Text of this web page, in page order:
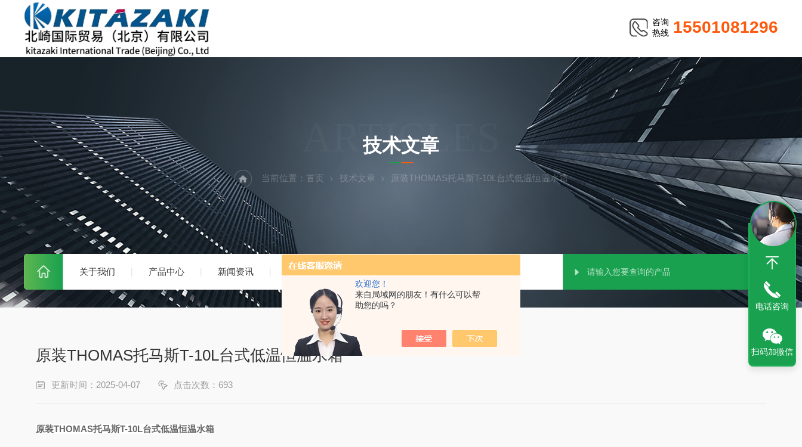
欢迎您！
来自局域网的朋友！有什么可以帮
助您的吗？
咨询
热线 15501081296
关于我们 产品中心 新闻资讯 技术文章
ARTICLES
技术文章
当前位置： 首页 技术文章 原装THOMAS托马斯T-10L台式低温恒温水箱
原装THOMAS托马斯T-10L台式低温恒温水箱
更新时间：2025-04-07 点击次数：693
原装THOMAS托马斯T-10L台式低温恒温水箱
电话咨询
扫码加微信